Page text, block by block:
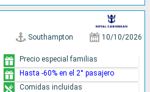
Southampton 10/10/2026
Precio especial familias
Hasta -60% en el 2° pasajero
Comidas incluidas